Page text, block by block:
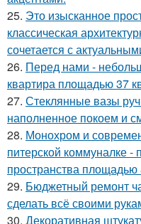
25. Это изысканное
классическая
сочетается с
26. Перед нами -
квартира площадью 37
27. Стеклянные вазы
наполненное покоем и
28. Монохром и
питерской коммуналке -
пространства площадью
29. Бюджетный ремонт
сделать всё своими
30. Декоративная